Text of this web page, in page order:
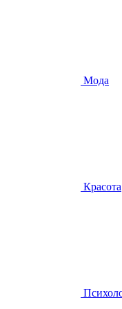
Мода
Красота